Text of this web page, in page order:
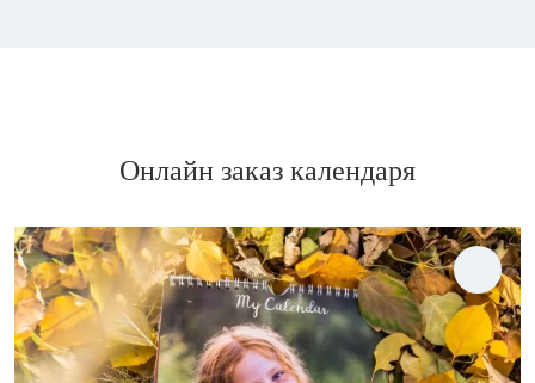
Онлайн заказ календаря